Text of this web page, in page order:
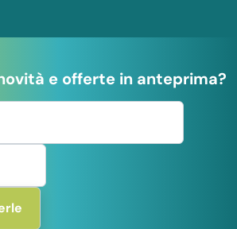
e offerte in anteprima?